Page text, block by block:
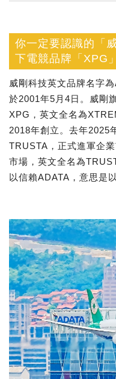
你一定要認識的「
下電競品牌「XPG」
威剛科技英文品牌名字
於2001年5月4日。威剛
XPG，英文全名為
2018年創立。去年2025
TRUSTA，正式進軍企
市場，英文全名為
以信賴ADATA，意思是